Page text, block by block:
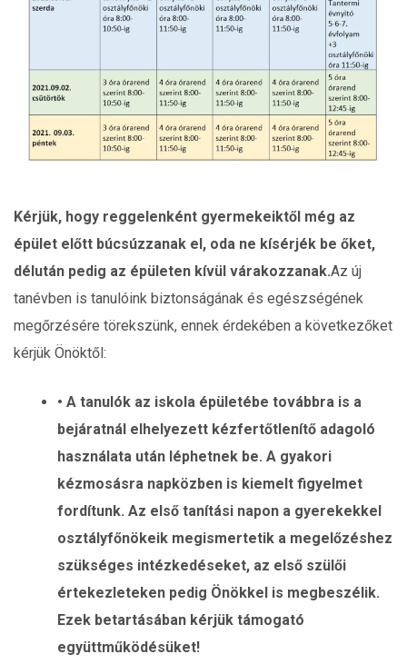
Kérjük, hogy reggelenként gyermekeiktől még az
épület előtt búcsúzzanak el, oda ne kísérjék be őket,
délután pedig az épületen kívül várakozzanak.Az új
tanévben is tanulóink biztonságának és egészségének
megőrzésére törekszünk, ennek érdekében a következőket
kérjük Önöktől:
• A tanulók az iskola épületébe továbbra is a
bejáratnál elhelyezett kézfertőtlenítő adagoló
használata után léphetnek be. A gyakori
kézmosásra napközben is kiemelt figyelmet
fordítunk. Az első tanítási napon a gyerekekkel
osztályfőnökeik megismertetik a megelőzéshez
szükséges intézkedéseket, az első szülői
értekezleteken pedig Önökkel is megbeszélik.
Ezek betartásában kérjük támogató
együttműködésüket!